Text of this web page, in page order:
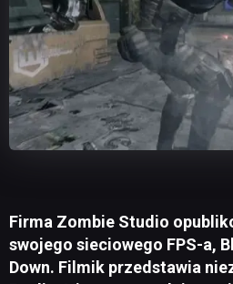
Firma Zombie Studio
swojego sieciowego FPS-a,
Down. Filmik przedstawia